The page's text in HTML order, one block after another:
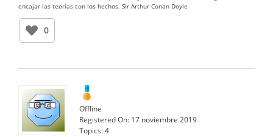
encajar las teorías con los hechos. Sir Arthur Conan Doyle
0
Offline
Registered On: 17 noviembre 2019
Topics:4